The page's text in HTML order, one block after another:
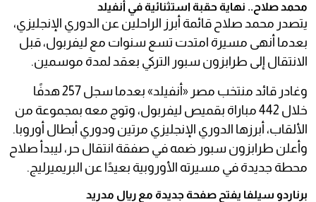
محمد صلاح.. نهاية حقبة استثنائية في أنفيلد
يتصدر محمد صلاح قائمة أبرز الراحلين عن الدوري الإنجليزي،
بعدما أنهى مسيرة امتدت تسع سنوات مع ليفربول، قبل
الانتقال إلى طرابزون سبور التركي بعقد لمدة موسمين.
وغادر قائد منتخب مصر «أنفيلد» بعدما سجل 257 هدفًا
خلال 442 مباراة بقميص ليفربول، وتوج معه بمجموعة من
الألقاب، أبرزها الدوري الإنجليزي مرتين ودوري أبطال أوروبا.
وأعلن طرابزون سبور ضمه في صفقة انتقال حر، ليبدأ صلاح
محطة جديدة في مسيرته الأوروبية بعيدًا عن البريميرليج.
برناردو سيلفا يفتح صفحة جديدة مع ريال مدريد